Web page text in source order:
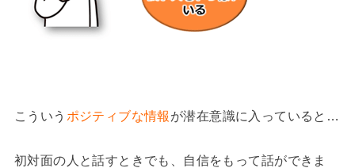
こういう ポジティブな情報 が潜在意識に入っていると…
初対面の人と話すときでも、自信をもって話ができま